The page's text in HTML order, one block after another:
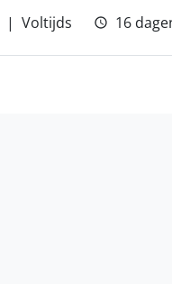
Voltijds 16